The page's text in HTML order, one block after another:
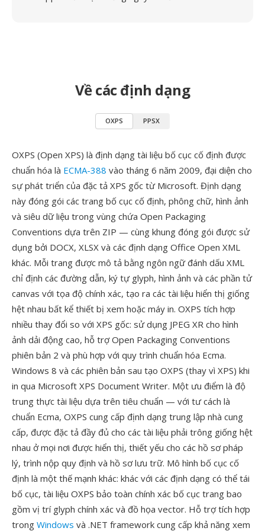
Về các định dạng
OXPS PPSX
OXPS (Open XPS) là định dạng tài liệu bố cục cố định được
chuẩn hóa là ECMA-388 vào tháng 6 năm 2009, đại diện cho
sự phát triển của đặc tả XPS gốc từ Microsoft. Định dạng
này đóng gói các trang bố cục cố định, phông chữ, hình ảnh
và siêu dữ liệu trong vùng chứa Open Packaging
Conventions dựa trên ZIP — cùng khung đóng gói được sử
dụng bởi DOCX, XLSX và các định dạng Office Open XML
khác. Mỗi trang được mô tả bằng ngôn ngữ đánh dấu XML
chỉ định các đường dẫn, ký tự glyph, hình ảnh và các phần tử
canvas với tọa độ chính xác, tạo ra các tài liệu hiển thị giống
hệt nhau bất kể thiết bị xem hoặc máy in. OXPS tích hợp
nhiều thay đổi so với XPS gốc: sử dụng JPEG XR cho hình
ảnh dải động cao, hỗ trợ Open Packaging Conventions
phiên bản 2 và phù hợp với quy trình chuẩn hóa Ecma.
Windows 8 và các phiên bản sau tạo OXPS (thay vì XPS) khi
in qua Microsoft XPS Document Writer. Một ưu điểm là độ
trung thực tài liệu dựa trên tiêu chuẩn — với tư cách là
chuẩn Ecma, OXPS cung cấp định dạng trung lập nhà cung
cấp, được đặc tả đầy đủ cho các tài liệu phải trông giống hệt
nhau ở mọi nơi được hiển thị, thiết yếu cho các hồ sơ pháp
lý, trình nộp quy định và hồ sơ lưu trữ. Mô hình bố cục cố
định là một thế mạnh khác: khác với các định dạng có thể tái
bố cục, tài liệu OXPS bảo toàn chính xác bố cục trang bao
gồm vị trí glyph chính xác và đồ họa vector. Hỗ trợ tích hợp
trong Windows và .NET framework cung cấp khả năng xem